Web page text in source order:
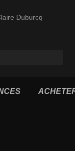
Duburcq